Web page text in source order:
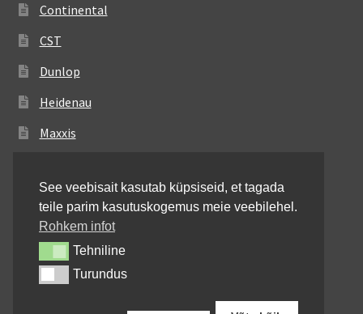
Continental
CST
Dunlop
Heidenau
Maxxis
Michelin
Mitas
Pirelli
Shinko
See veebisait kasutab küpsiseid, et tagada
teile parim kasutuskogemus meie veebilehel.
Rohkem infot
TehnilineTehniline
TurundusTurundus